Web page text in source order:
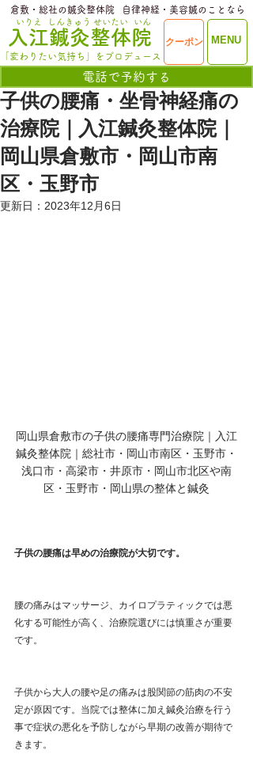
ME
​入江鍼灸整体院
いりえ
MENU
クーポン
電話で予約する
せいたい
しんきゅう いん
「変わりたい気持ち」をプロデュース
​倉敷・総社の鍼灸整体院 ​自律神経・美容鍼のことなら
子供の腰痛・坐骨神経痛の
治療院｜入江鍼灸整体院｜
岡山県倉敷市・岡山市南
区・玉野市
更新日： 2023年12月6日
岡山県倉敷市の子供の腰痛専門治療院｜入江
鍼灸整体院｜総社市・岡山市南区・玉野市・
浅口市・高梁市・井原市・岡山市北区や南
区・玉野市・岡山県の整体と鍼灸
子供の腰痛は早めの治療院が大切です。
腰の痛みはマッサージ、カイロプラティックでは悪
化する可能性が高く、治療院選びには慎重さが重要
です。
子供から大人の腰や足の痛みは股関節の筋肉の不安
定が原因です。当院では整体に加え鍼灸治療を行う
事で症状の悪化を予防しながら早期の改善が期待で
きます。